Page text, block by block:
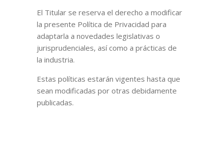
El Titular se reserva el derecho a modificar
la presente Política de Privacidad para
adaptarla a novedades legislativas o
jurisprudenciales, así como a prácticas de
la industria.
Estas políticas estarán vigentes hasta que
sean modificadas por otras debidamente
publicadas.